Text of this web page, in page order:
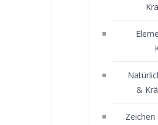
&
Zeichen